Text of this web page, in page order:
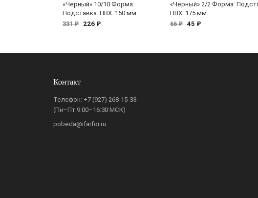
«Черный» 10/10 Форма:
Подставка. ПВХ. 150 мм.
331 ₽
226 ₽
«Черный» 2/2 Форма:
ПВХ. 175 мм.
66 ₽ 45 ₽
Контакт
Телефон: +7 (927) 268-15-33
(Пн–Пт 9:00–16:30 МСК)
pobeda@ifarfor.ru